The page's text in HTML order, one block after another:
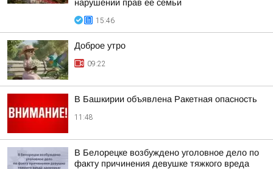
нарушении прав ее семьи
15:46
Доброе утро
09:22
В Башкирии объявлена Ракетная опасность
11:48
В Белорецке возбуждено уголовное дело по
факту причинения девушке тяжкого вреда